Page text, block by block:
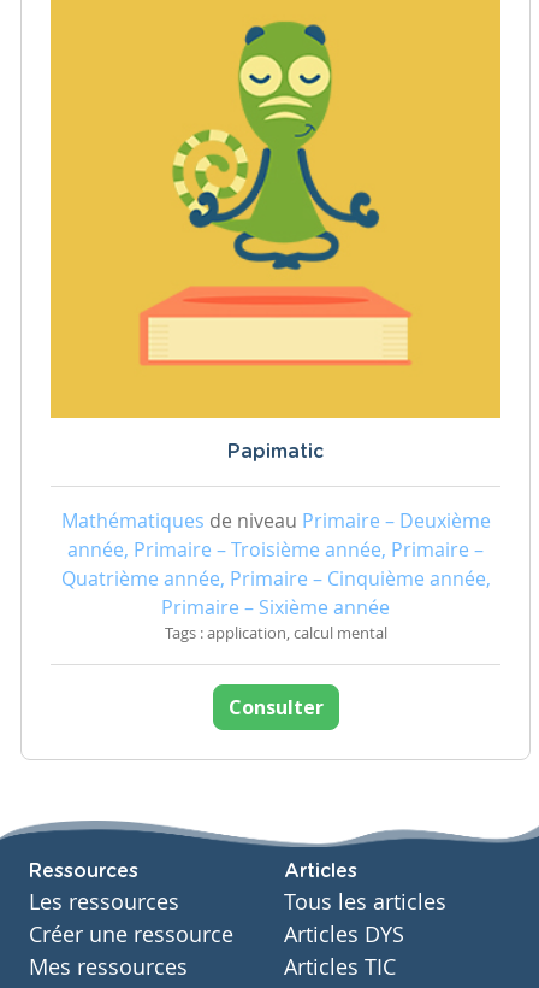
Papimatic
Mathématiques de niveau Primaire – Deuxième
année, Primaire – Troisième année, Primaire –
Quatrième année, Primaire – Cinquième année,
Primaire – Sixième année
Tags : application, calcul mental
Consulter
Ressources
Les ressources
Créer une ressource
Mes ressources
Articles
Tous les articles
Articles DYS
Articles TIC